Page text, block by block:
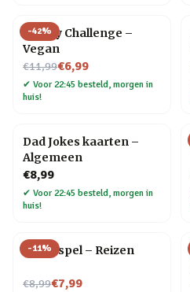
-42%
30 Day Challenge –
Vegan
€11,99
Nu voor€6,99
✔ Voor 22:45 besteld, morgen in
huis!
Dad Jokes kaarten –
Algemeen
€8,99
✔ Voor 22:45 besteld, morgen in
huis!
-11%
Trivia spel – Reizen
€8,99
Nu voor€7,99